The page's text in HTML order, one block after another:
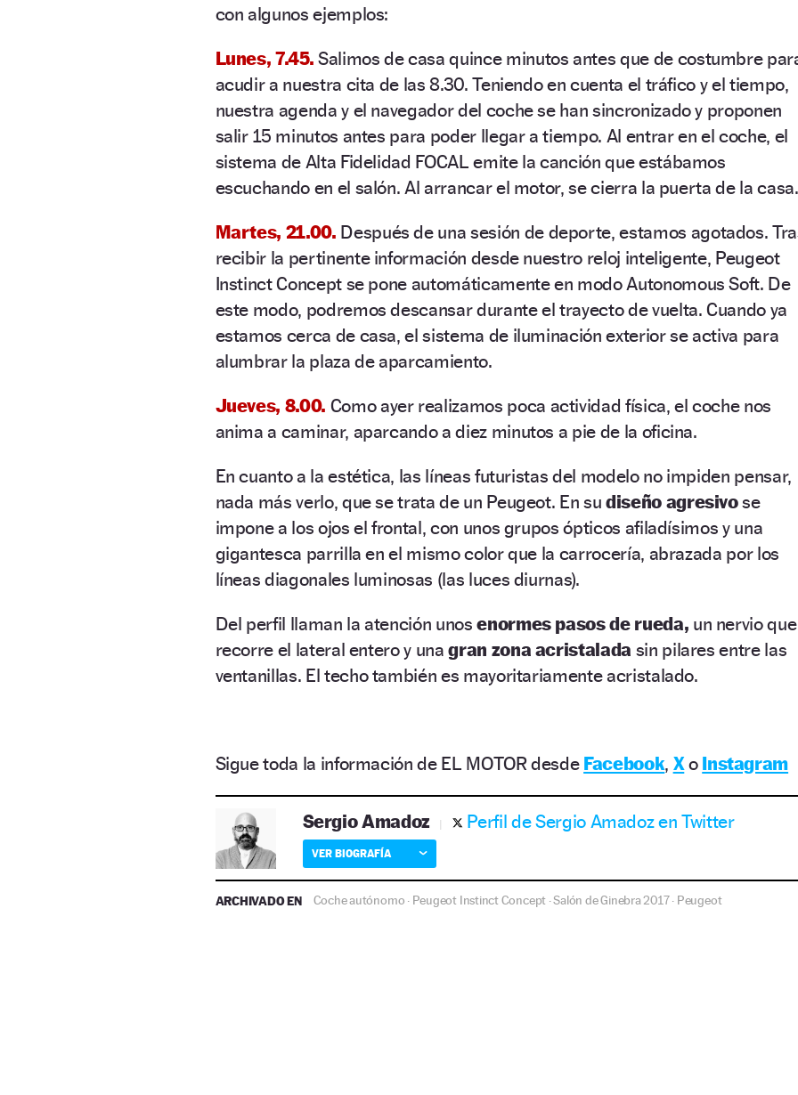
con algunos ejemplos:
Lunes, 7.45. Salimos de casa quince minutos antes que de costumbre
acudir a nuestra cita de las 8.30. Teniendo en cuenta el tráfico y el tiempo,
nuestra agenda y el navegador del coche se han sincronizado y proponen
salir 15 minutos antes para poder llegar a tiempo. Al entrar en el coche, el
sistema de Alta Fidelidad FOCAL emite la canción que estábamos
escuchando en el salón. Al arrancar el motor, se cierra la puerta de la casa.
Martes, 21.00. Después de una sesión de deporte, estamos agotados.
recibir la pertinente información desde nuestro reloj inteligente, Peugeot
Instinct Concept se pone automáticamente en modo Autonomous Soft. De
este modo, podremos descansar durante el trayecto de vuelta. Cuando ya
estamos cerca de casa, el sistema de iluminación exterior se activa para
alumbrar la plaza de aparcamiento.
Jueves, 8.00. Como ayer realizamos poca actividad física, el coche nos
anima a caminar, aparcando a diez minutos a pie de la oficina.
En cuanto a la estética, las líneas futuristas del modelo no impiden pensar,
nada más verlo, que se trata de un Peugeot. En su diseño agresivose
impone a los ojos el frontal, con unos grupos ópticos afiladísimos y una
gigantesca parrilla en el mismo color que la carrocería, abrazada por los
líneas diagonales luminosas (las luces diurnas).
Del perfil llaman la atención unosenormes pasos de rueda, un nervio que
recorre el lateral entero y unagran zona acristalada sin pilares entre las
ventanillas. El techo también es mayoritariamente acristalado.
Sigue toda la información de EL MOTOR desde Facebook, Xo Instagram
Sergio Amadoz Perfil de Sergio Amadoz en Twitter
VER BIOGRAFÍA
ARCHIVADO EN Coche autónomo · Peugeot Instinct Concept ·Salón de Ginebra 2017· Peugeot